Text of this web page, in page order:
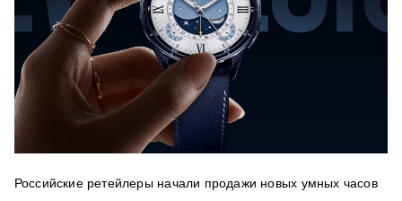
Российские ретейлеры начали продажи новых умных часов